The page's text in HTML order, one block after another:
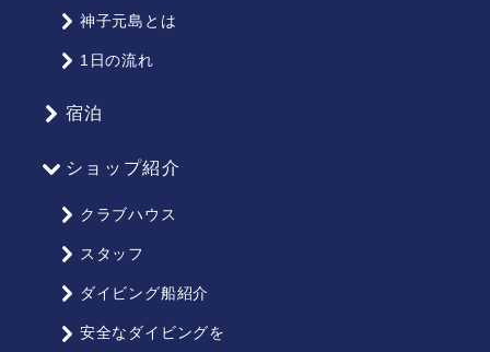
神子元島とは
1日の流れ
宿泊
ショップ紹介
クラブハウス
スタッフ
ダイビング船紹介
安全なダイビングを